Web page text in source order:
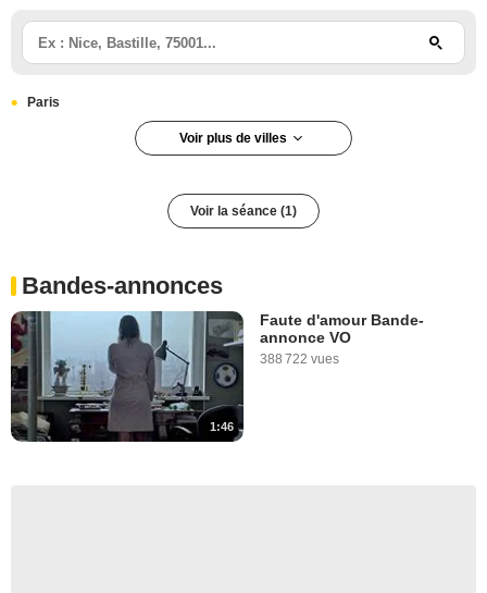
Paris
Voir plus de villes
Voir la séance (1)
Bandes-annonces
1:46
Faute d'amour Bande-
annonce VO
388 722 vues